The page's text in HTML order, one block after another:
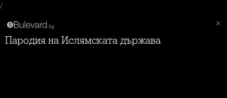
/
Пародия на Ислямската държава